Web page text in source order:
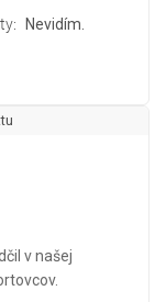
Nevidím.
v našej